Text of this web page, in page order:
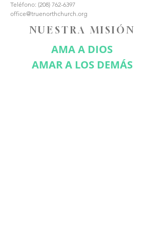
Teléfono: (208) 762-6397
office@truenorthchurch.org
NUESTRA MISIÓN
AMA A DIOS
AMAR A LOS DEMÁS